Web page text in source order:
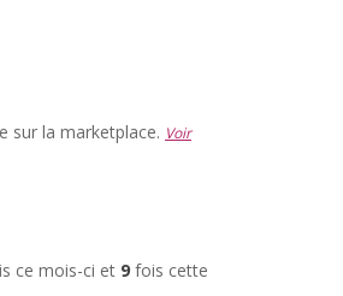
sur la marketplace. Voir
ce mois-ci et 9fois cette